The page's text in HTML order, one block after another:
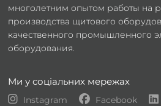
многолетним опытом работы на
производства щитового
качественного промышленного
оборудования.
Ми у соціальних мережах
Instagram Facebook